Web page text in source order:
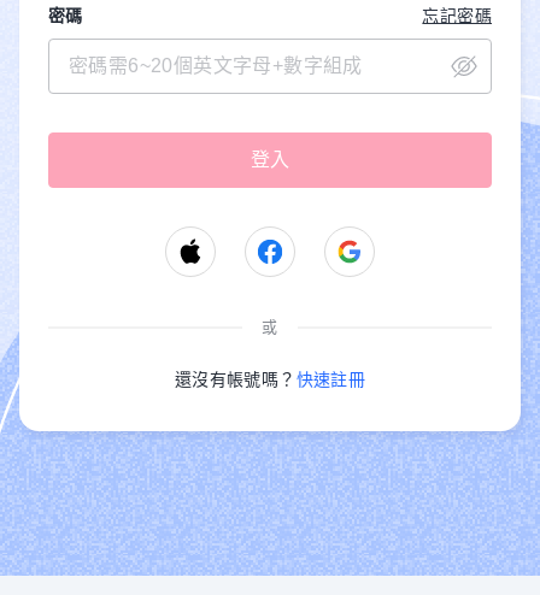
密碼 忘記密碼
或
還沒有帳號嗎？ 快速註冊